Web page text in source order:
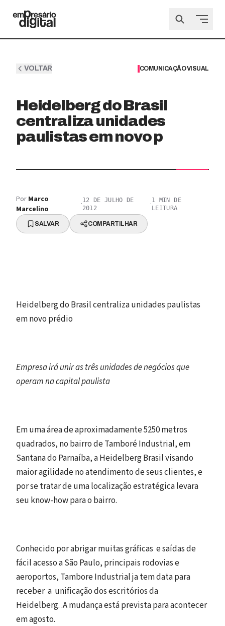
VOLTAR COMUNICAÇÃO VISUAL
Heidelberg do Brasil
centraliza unidades
paulistas em novo p
Por Marco
Marcelino
·12 DE JULHO DE
2012
·1 MIN DE
LEITURA
SALVAR COMPARTILHAR
Heidelberg do Brasil centraliza unidades paulistas
em novo prédio
Empresa irá unir as três unidades de negócios que
operam na capital paulista
Em uma área de aproximadamente 5250 metros
quadrados, no bairro de Tamboré Industrial, em
Santana do Parnaíba, a Heidelberg Brasil visando
maior agilidade no atendimento de seus clientes, e
por se tratar de uma localização estratégica levara
seu know-how para o bairro.
Conhecido por abrigar muitas gráficas e saídas de
fácil acesso a São Paulo, principais rodovias e
aeroportos, Tambore Industrial ja tem data para
receber a unificação dos escritórios da
Heidelberg. .A mudança está prevista para acontecer
em agosto.